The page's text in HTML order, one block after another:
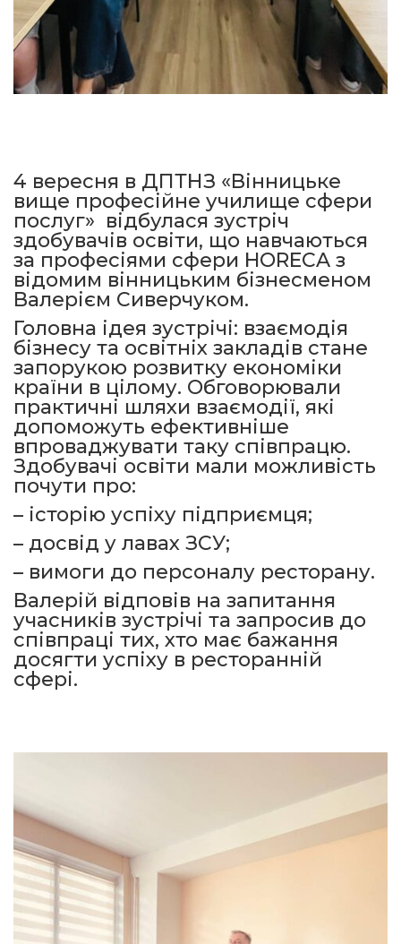
4 вересня в ДПТНЗ «Вінницьке
вище професійне училище сфери
послуг» відбулася зустріч
здобувачів освіти, що навчаються
за професіями сфери HORECA з
відомим вінницьким бізнесменом
Валерієм Сиверчуком.
Головна ідея зустрічі: взаємодія
бізнесу та освітніх закладів стане
запорукою розвитку економіки
країни в цілому. Обговорювали
практичні шляхи взаємодії, які
допоможуть ефективніше
впроваджувати таку співпрацю.
Здобувачі освіти мали можливість
почути про:
– історію успіху підприємця;
– досвід у лавах ЗСУ;
– вимоги до персоналу ресторану.
Валерій відповів на запитання
учасників зустрічі та запросив до
співпраці тих, хто має бажання
досягти успіху в ресторанній
сфері.